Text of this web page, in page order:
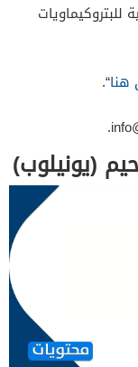
هنا“.
.
(يونيلوب)